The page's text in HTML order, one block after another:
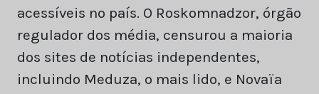
acessíveis no país. O Roskomnadzor, órgão
regulador dos média, censurou a maioria
dos sites de notícias independentes,
incluindo Meduza, o mais lido, e Novaïa